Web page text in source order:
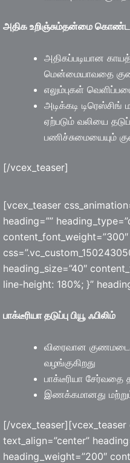
அதிக உறிஞ்சும்தன்மை கொண்ட
அதிகப்படியான
மென்மையாவதை
எலும்புகள்
அடிக்கடி
ஏற்படும் வலியை
பணிச்சுமையையும்
[/vcex_teaser]
[vcex_teaser
heading=””
heading_size=”40″
line-height: 180%; }”
பாக்டீரியா தடுப்பு பியூ ஃபிலிம்
விரைவான
வழங்குகிறது
பாக்டீரியா சேர்வதை
இணக்கமானது
[/
text_align=”center”
heading_weight=”200″